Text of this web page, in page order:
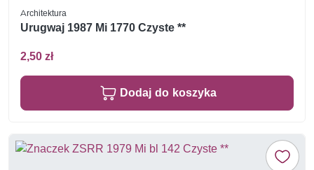
Architektura
Urugwaj 1987 Mi 1770 Czyste **
2,50 zł
Dodaj do koszyka